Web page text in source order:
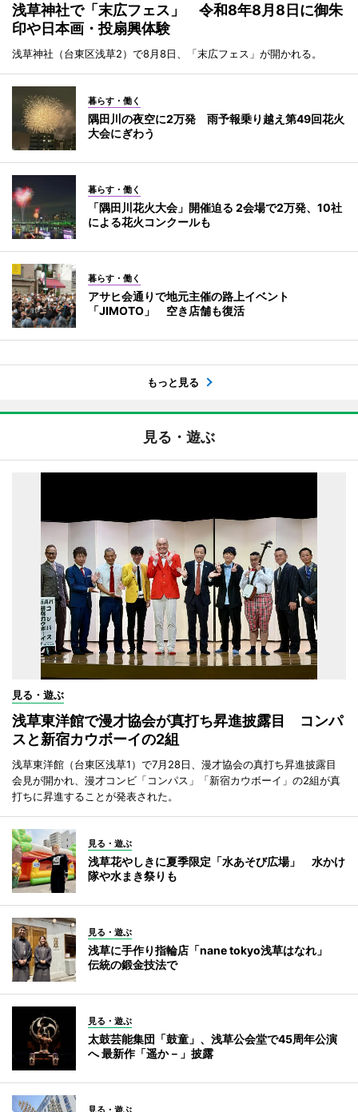
浅草神社で「末広フェス」 令和8年8月8日に御朱
印や日本画・投扇興体験
浅草神社（台東区浅草2）で8月8日、「末広フェス」が開かれる。
暮らす・働く
隅田川の夜空に2万発 雨予報乗り越え第49回花火
大会にぎわう
暮らす・働く
「隅田川花火大会」開催迫る 2会場で2万発、10社
による花火コンクールも
暮らす・働く
アサヒ会通りで地元主催の路上イベント
「JIMOTO」 空き店舗も復活
もっと見る
見る・遊ぶ
見る・遊ぶ
浅草東洋館で漫才協会が真打ち昇進披露目 コンパ
スと新宿カウボーイの2組
浅草東洋館（台東区浅草1）で7月28日、漫才協会の真打ち昇進披露目
会見が開かれ、漫才コンビ「コンパス」「新宿カウボーイ」の2組が真
打ちに昇進することが発表された。
見る・遊ぶ
浅草花やしきに夏季限定「水あそび広場」 水かけ
隊や水まき祭りも
見る・遊ぶ
浅草に手作り指輪店「nane tokyo浅草はなれ」
伝統の鍛金技法で
見る・遊ぶ
太鼓芸能集団「鼓童」、浅草公会堂で45周年公演
へ 最新作「遥か－」披露
見る・遊ぶ